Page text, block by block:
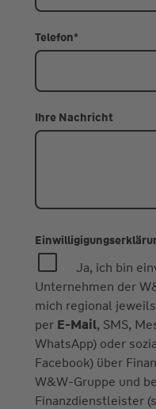
Telefon*
Ihre Nachricht
Ja, ich bin
Unternehmen der
mich regional
per E-Mail, SMS,
WhatsApp) oder
Facebook) über
W&W-Gruppe und
Finanzdienstleister